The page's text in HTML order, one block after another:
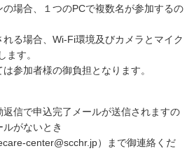
、１つのPCで複数名が参加するの
場合、Wi-Fi環境及びカメラとマイク
ます。
者様の御負担となります。
で申込完了メールが送信されますの
がないとき
center@scchr.jp）まで御連絡くだ